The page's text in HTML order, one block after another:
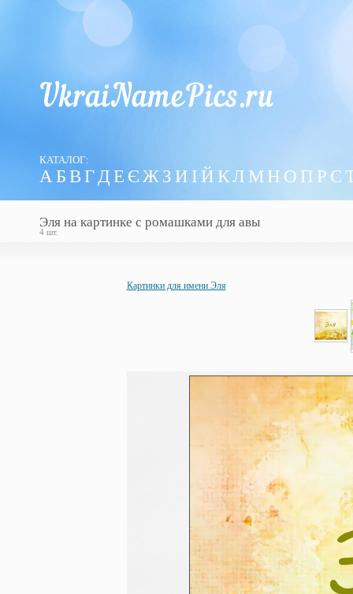
КАТАЛОГ:
АБ ВГД Е Є Ж З И І Й КЛ М Н О П Р С
Эля на картинке с ромашками для авы
4 шт.
Картинки для имени Эля